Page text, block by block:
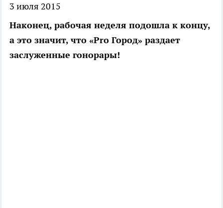
3 июля 2015
Наконец, рабочая неделя подошла к концу,
а это значит, что «Pro Город» раздает
заслуженные гонорары!